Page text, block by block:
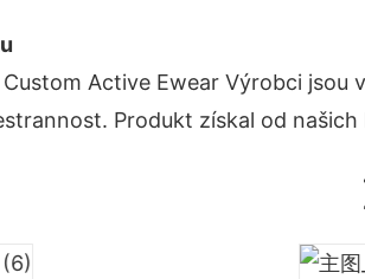
Active Ewear Výrobci
Produkt získal od